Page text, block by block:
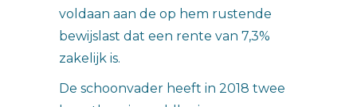
voldaan aan de op hem rustende
bewijslast dat een rente van 7,3%
zakelijk is.
De schoonvader heeft in 2018 twee